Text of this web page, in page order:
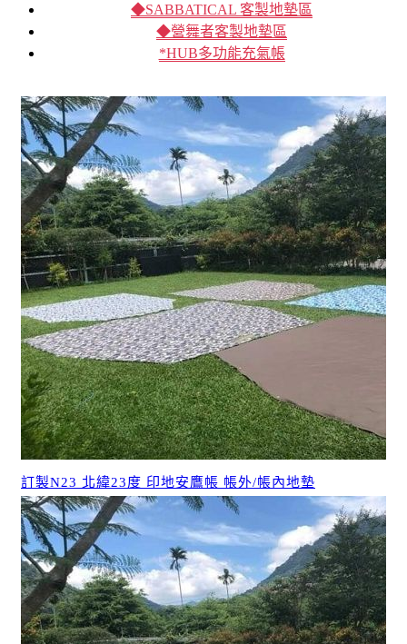
◆SABBATICAL 客製地墊區
◆營舞者客製地墊區
*HUB多功能充氣帳
訂製N23 北緯23度 印地安鷹帳 帳外/帳內地墊